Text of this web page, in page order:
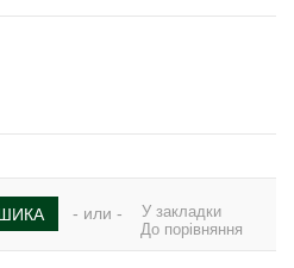
- или -
У закладки
До порівняння